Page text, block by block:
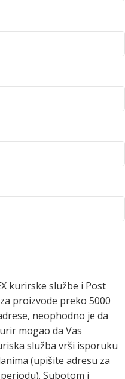
kurirske službe i Post
proizvode preko 5000
neophodno je da
mogao da Vas
služba vrši isporuku
(upišite adresu za
Subotom i